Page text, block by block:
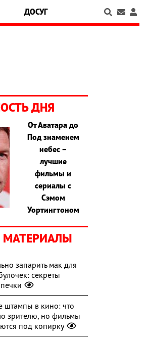
ДОСУГ
ДНЯ
От Аватара до
Под знаменем
небес –
лучшие
фильмы и
сериалы с
Сэмом
Уортингтоном
запарить мак для
секреты
штампы в кино: что
зрителю, но фильмы
под копирку